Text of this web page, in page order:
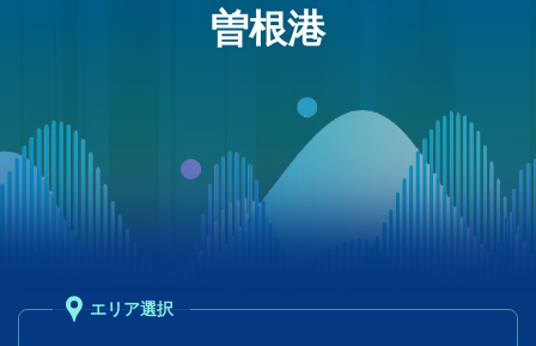
曽根港
エリア選択